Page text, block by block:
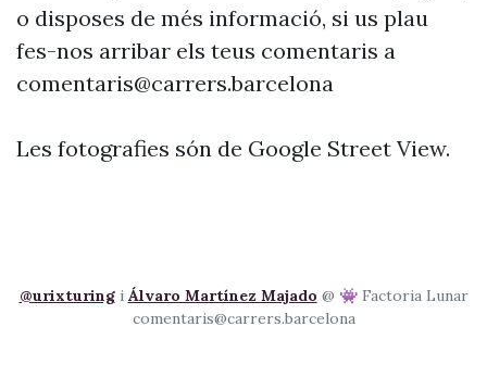
o disposes de més informació, si us plau
fes-nos arribar els teus comentaris a
comentaris@carrers.barcelona
Les fotografies són de Google Street View.
@urixturingi Álvaro Martínez Majado @ 👾 Factoria Lunar
comentaris@carrers.barcelona